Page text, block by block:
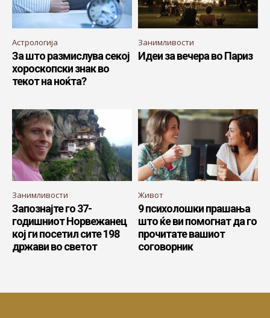
Астрологија
За што размислува секој
хороскопски знак во
текот на ноќта?
Занимливости
Идеи за вечера во Париз
Занимливости
Запознајте го 37-
годишниот Норвежанец
кој ги посетил сите 198
држави во светот
Живот
9 психолошки прашања
што ќе ви помогнат да го
прочитате вашиот
соговорник